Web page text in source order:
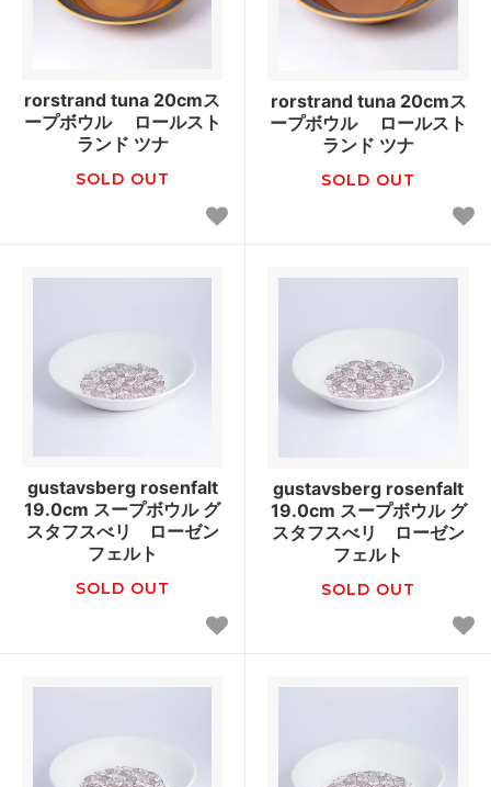
rorstrand tuna 20cmス
ープボウル ロールスト
ランド ツナ
SOLD OUT
rorstrand tuna 20cmス
ープボウル ロールスト
ランド ツナ
SOLD OUT
gustavsberg rosenfalt
19.0cm スープボウル グ
スタフスべリ ローゼン
フェルト
SOLD OUT
gustavsberg rosenfalt
19.0cm スープボウル グ
スタフスべリ ローゼン
フェルト
SOLD OUT